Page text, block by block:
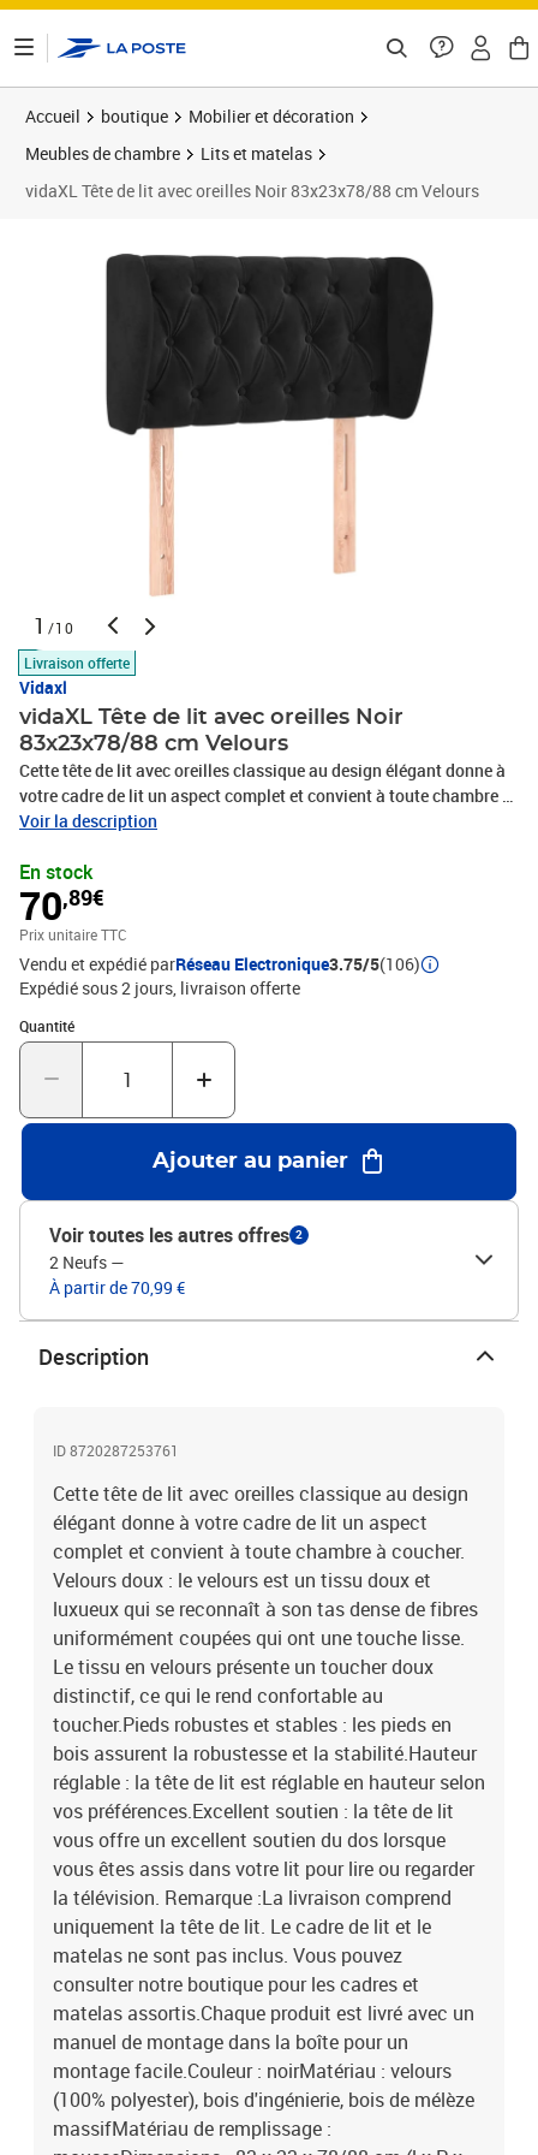
Accueil boutique
Mobilier et décoration
Meubles de chambre
Lits et matelas
vidaXL Tête de lit avec oreilles Noir 83x23x78/88 cm Velours
1 /10
Livraison offerte
Vidaxl
vidaXL Tête de lit avec oreilles Noir
83x23x78/88 cm Velours
Cette tête de lit avec oreilles classique au design élégant donne à
votre cadre de lit un aspect complet et convient à toute chambre à
coucher. Velours doux : le velours est un tissu doux et luxueux qui
ont une touche lisse. Le tissu en velours présente un toucher doux
distinctif, ce qui le rend confortable au toucher.Pieds robustes et
stables : les pieds en bois assurent la robustesse et la
stabilité.Hauteur réglable : la tête de lit est réglable en hauteur
selon vos préférences.Excellent soutien : la tête de lit vous offre un
excellent soutien du dos lorsque vous êtes assis dans votre lit pour
lire ou regarder la télévision. Remarque :La livraison comprend
uniquement la tête de lit. Le cadre de lit et le matelas ne sont pas
inclus. Vous pouvez consulter notre boutique pour les cadres et
montage dans la boîte pour un montage facile.Couleur :
noirMatériau : velours (100% polyester), bois d'ingénierie, bois de
mélèze massifMatériau de remplissage : mousseDimensions : 83 x
23 x 78/88 cm (l x P x H)La livraison contient :1 x tête de lit2 x
oreille
Voir la description
En stock
70,89€
Prix unitaire TTC
Vendu et expédié parRéseau Electronique3.75/5(106)
Expédié sous 2 jours livraison offerte
Quantité
Quantité : 1
Ajouter au panier
Voir toutes les autres offres 2
2 Neufs —
À partir de 70,99 €
Description
ID 8720287253761
Cette tête de lit avec oreilles classique au design
élégant donne à votre cadre de lit un aspect
complet et convient à toute chambre à coucher.
Velours doux : le velours est un tissu doux et
luxueux qui se reconnaît à son tas dense de fibres
uniformément coupées qui ont une touche lisse.
Le tissu en velours présente un toucher doux
distinctif, ce qui le rend confortable au
toucher.Pieds robustes et stables : les pieds en
bois assurent la robustesse et la stabilité.Hauteur
réglable : la tête de lit est réglable en hauteur selon
vos préférences.Excellent soutien : la tête de lit
vous offre un excellent soutien du dos lorsque
vous êtes assis dans votre lit pour lire ou regarder
la télévision. Remarque :La livraison comprend
uniquement la tête de lit. Le cadre de lit et le
matelas ne sont pas inclus. Vous pouvez
consulter notre boutique pour les cadres et
matelas assortis.Chaque produit est livré avec un
manuel de montage dans la boîte pour un
montage facile.Couleur : noirMatériau : velours
(100% polyester), bois d'ingénierie, bois de mélèze
massifMatériau de remplissage :